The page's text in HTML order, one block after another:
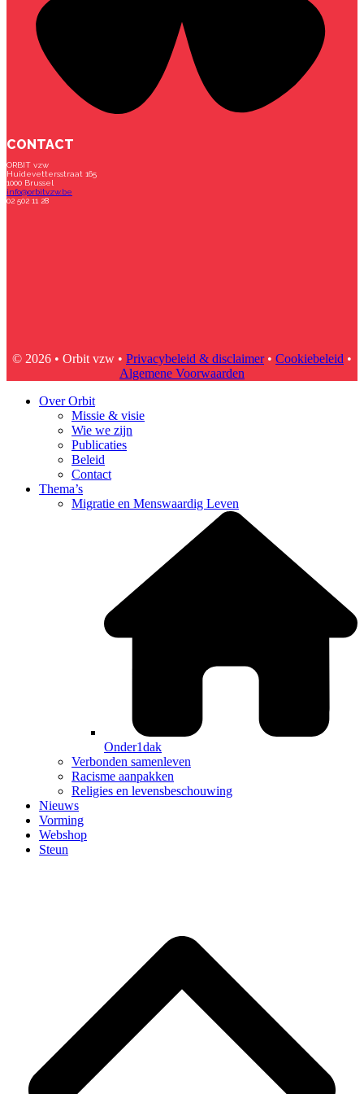
CONTACT
ORBIT vzw
Huidevettersstraat 165
1000 Brussel
info@orbitvzw.be
02 502 11 28
© 2026 • Orbit vzw • Privacybeleid & disclaimer• Cookiebeleid •
Algemene Voorwaarden
Over Orbit
Missie & visie
Wie we zijn
Publicaties
Beleid
Contact
Thema’s
Migratie en Menswaardig Leven
Onder1dak
Verbonden samenleven
Racisme aanpakken
Religies en levensbeschouwing
Nieuws
Vorming
Webshop
Steun